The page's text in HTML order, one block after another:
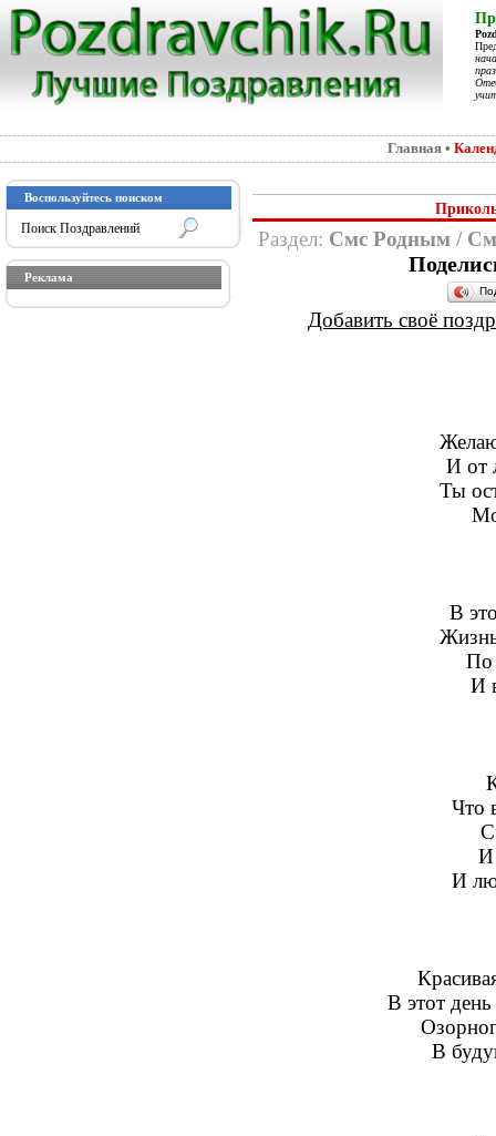
Главная •
Воспользуйтесь поиском
Реклама
Раздел: Смс Родным /
Добавить своё
И от
Ты
В
По
И
Что
И
И
В этот
В